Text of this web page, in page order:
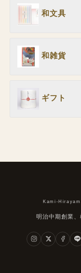
和文具
和雑貨
ギフト
Kami-
明治中期創業